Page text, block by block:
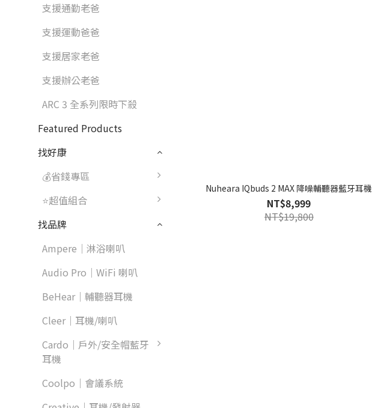
支援通勤老爸
支援運動爸爸
支援居家老爸
支援辦公老爸
ARC 3 全系列限時下殺
Featured Products
找好康
💰省錢專區
⭐超值組合
找品牌
Ampere｜淋浴喇叭
Audio Pro｜WiFi 喇叭
BeHear｜輔聽器耳機
Cleer｜耳機/喇叭
Cardo｜戶外/安全帽藍牙
耳機
Coolpo｜會議系統
Nuheara IQbuds 2 MAX 降噪輔聽器藍牙耳機
NT$8,999
NT$19,800